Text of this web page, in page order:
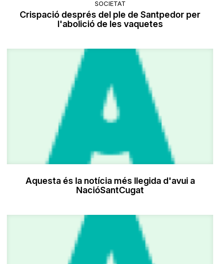
SOCIETAT
Crispació després del ple de Santpedor per
l'abolició de les vaquetes
Aquesta és la notícia més llegida d'avui a
NacióSantCugat